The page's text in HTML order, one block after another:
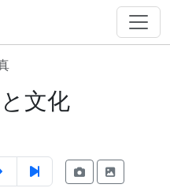
文化